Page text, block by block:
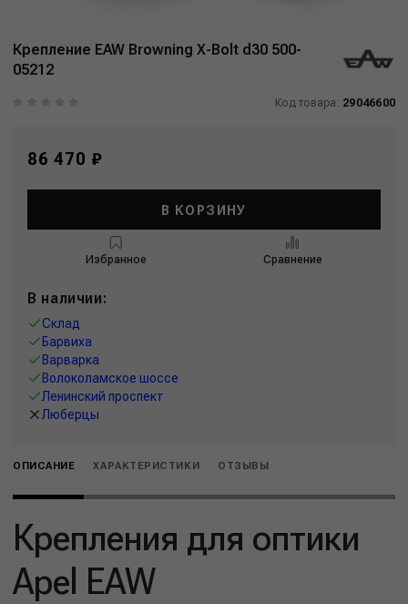
Крепление EAW Browning X-Bolt d30 500-
05212
Код товара: 29046600
86 470 ₽
В КОРЗИНУ
Избранное Сравнение
В наличии:
Склад
Барвиха
Варварка
Волоколамское шоссе
Ленинский проспект
Люберцы
ОПИСАНИЕ ХАРАКТЕРИСТИКИ ОТЗЫВЫ
Крепления для оптики
Apel EAW